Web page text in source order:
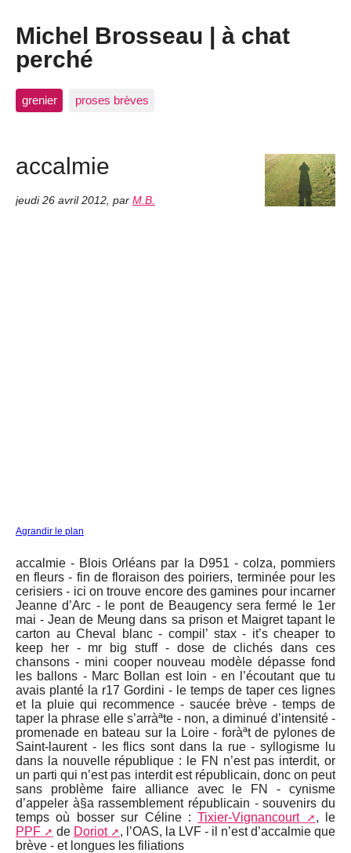
Michel Brosseau | à chat
perché
grenier proses brèves
accalmie
jeudi 26 avril 2012, par M.B.
Agrandir le plan
accalmie - Blois Orléans par la D951 - colza, pommiers
en fleurs - fin de floraison des poiriers, terminée pour les
cerisiers - ici on trouve encore des gamines pour incarner
Jeanne d’Arc - le pont de Beaugency sera fermé le 1er
mai - Jean de Meung dans sa prison et Maigret tapant le
carton au Cheval blanc - compil’ stax - it’s cheaper to
keep her - mr big stuff - dose de clichés dans ces
chansons - mini cooper nouveau modèle dépasse fond
les ballons - Marc Bollan est loin - en l’écoutant que tu
avais planté la r17 Gordini - le temps de taper ces lignes
et la pluie qui recommence - saucée brève - temps de
taper la phrase elle s’arràªte - non, a diminué d’intensité -
promenade en bateau sur la Loire - foràªt de pylones de
Saint-laurent - les flics sont dans la rue - syllogisme lu
dans la nouvelle république : le FN n’est pas interdit, or
un parti qui n’est pas interdit est républicain, donc on peut
sans problème faire alliance avec le FN - cynisme
d’appeler à§a rassemblement républicain - souvenirs du
temps où bosser sur Céline :Tixier-Vignancourt
, le
PPF
de Doriot
, l’OAS, la LVF - il n’est d’accalmie que
brève - et longues les filiations